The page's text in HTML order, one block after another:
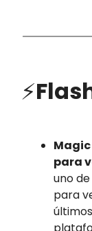
⚡
para
uno
para